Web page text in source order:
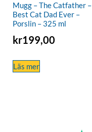
Mugg – The Catfather –
Best Cat Dad Ever –
Porslin – 325 ml
kr199,00
Läs mer